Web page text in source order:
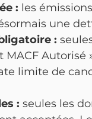
: les
une
:
limite de
: seules les